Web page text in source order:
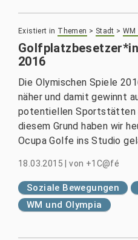
Existiert in Themen > Stadt >
2016
Die Olymischen Spiele
näher und damit gewinnt
potentiellen Sportstätten
diesem Grund haben wir
Ocupa Golfe ins Studio
18.03.2015 |von +1C@fé
Soziale Bewegungen
WM und Olympia